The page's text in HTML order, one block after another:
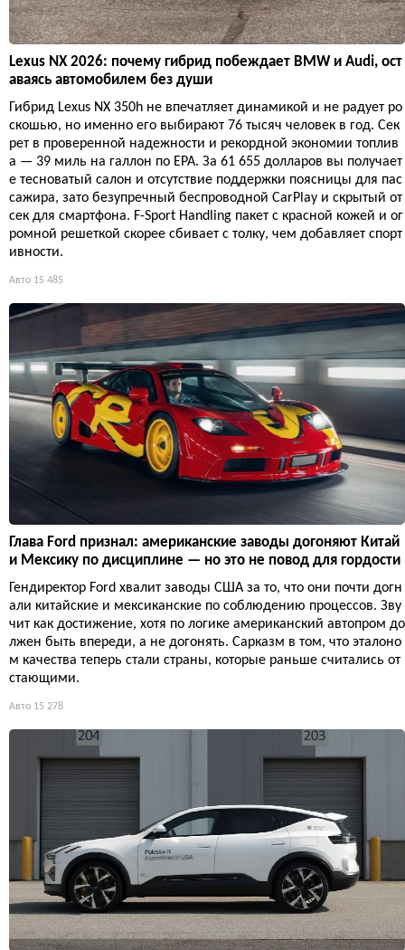
Lexus NX 2026: почему гибрид побеждает BMW и Audi, ост
аваясь автомобилем без души
Гибрид Lexus NX 350h не впечатляет динамикой и не радует ро
скошью, но именно его выбирают 76 тысяч человек в год. Сек
рет в проверенной надежности и рекордной экономии топлив
а — 39 миль на галлон по EPA. За 61 655 долларов вы получает
е тесноватый салон и отсутствие поддержки поясницы для пас
сажира, зато безупречный беспроводной CarPlay и скрытый от
сек для смартфона. F-Sport Handling пакет с красной кожей и ог
ромной решеткой скорее сбивает с толку, чем добавляет спорт
ивности.
Авто 15 485
Глава Ford признал: американские заводы догоняют Китай
и Мексику по дисциплине — но это не повод для гордости
Гендиректор Ford хвалит заводы США за то, что они почти догн
али китайские и мексиканские по соблюдению процессов. Зву
чит как достижение, хотя по логике американский автопром до
лжен быть впереди, а не догонять. Сарказм в том, что эталоно
м качества теперь стали страны, которые раньше считались от
стающими.
Авто 15 278